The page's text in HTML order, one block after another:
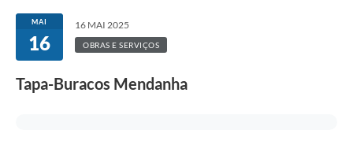
MAI
16
16 MAI 2025
OBRAS E SERVIÇOS
Tapa-Buracos Mendanha